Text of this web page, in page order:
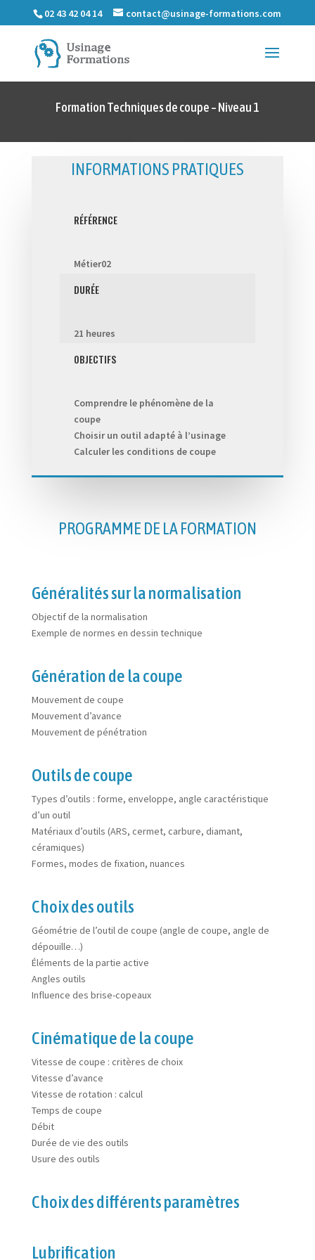
02 43 42 04 14 contact@usinage-formations.com
Formation Techniques de coupe – Niveau 1
INFORMATIONS PRATIQUES
RÉFÉRENCE
Métier02
DURÉE
21 heures
OBJECTIFS
Comprendre le phénomène de la
coupe
Choisir un outil adapté à l’usinage
Calculer les conditions de coupe
PROGRAMME DE LA FORMATION
Généralités sur la normalisation
Objectif de la normalisation
Exemple de normes en dessin technique
Génération de la coupe
Mouvement de coupe
Mouvement d’avance
Mouvement de pénétration
Outils de coupe
Types d’outils : forme, enveloppe, angle caractéristique
d’un outil
Matériaux d’outils (ARS, cermet, carbure, diamant,
céramiques)
Formes, modes de fixation, nuances
Choix des outils
Géométrie de l’outil de coupe (angle de coupe, angle de
dépouille…)
Éléments de la partie active
Angles outils
Influence des brise-copeaux
Cinématique de la coupe
Vitesse de coupe : critères de choix
Vitesse d’avance
Vitesse de rotation : calcul
Temps de coupe
Débit
Durée de vie des outils
Usure des outils
Choix des différents paramètres
Lubrification